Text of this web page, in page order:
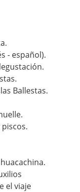
- español).
Ballestas.
el viaje